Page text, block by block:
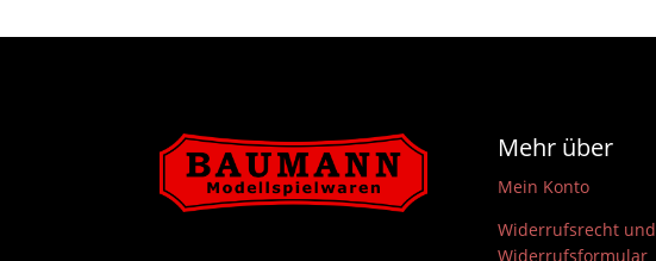
Mehr über
Mein Konto
Widerrufsrecht und
Widerrufsformular